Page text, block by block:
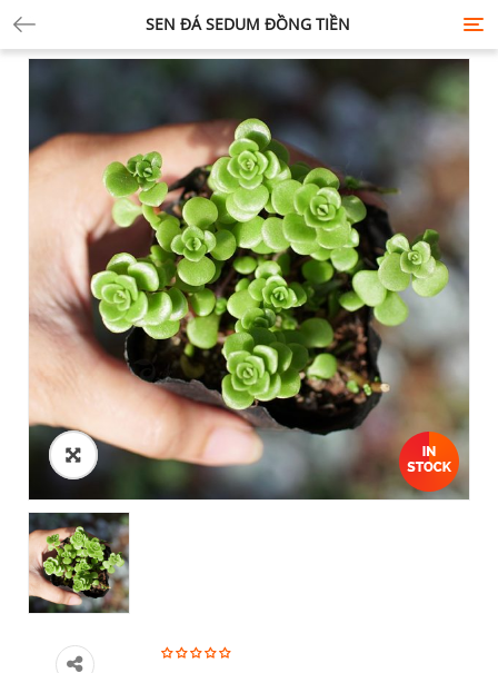
SEN ĐÁ SEDUM ĐỒNG TIỀN